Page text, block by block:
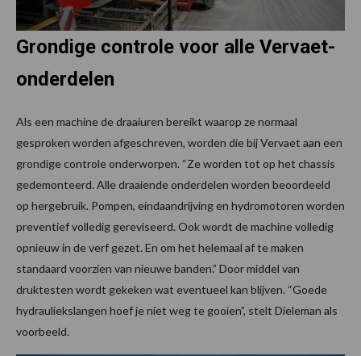
Grondige controle voor alle Vervaet-
onderdelen
Als een machine de draaiuren bereikt waarop ze normaal
gesproken worden afgeschreven, worden die bij Vervaet aan een
grondige controle onderworpen. “Ze worden tot op het chassis
gedemonteerd. Alle draaiende onderdelen worden beoordeeld
op hergebruik. Pompen, eindaandrijving en hydromotoren worden
preventief volledig gereviseerd. Ook wordt de machine volledig
opnieuw in de verf gezet. En om het helemaal af te maken
standaard voorzien van nieuwe banden.” Door middel van
druktesten wordt gekeken wat eventueel kan blijven. “Goede
hydrauliekslangen hoef je niet weg te gooien”, stelt Dieleman als
voorbeeld.